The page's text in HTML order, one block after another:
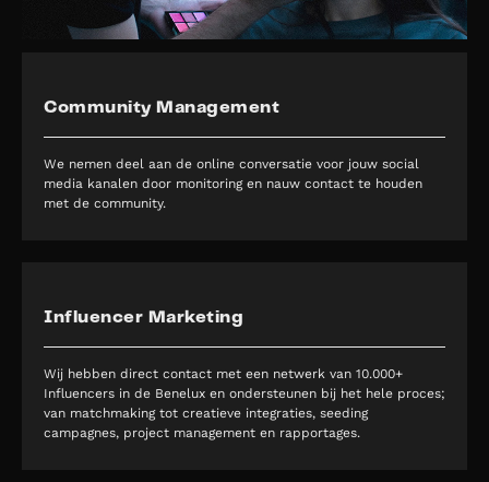
Community Management
We nemen deel aan de online conversatie voor jouw social
media kanalen door monitoring en nauw contact te houden
met de community.
Influencer Marketing
Wij hebben direct contact met een netwerk van 10.000+
Influencers in de Benelux en ondersteunen bij het hele proces;
van matchmaking tot creatieve integraties, seeding
campagnes, project management en rapportages.